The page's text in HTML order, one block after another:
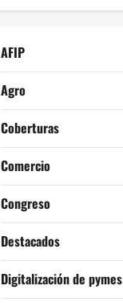
AFIP
Agro
Coberturas
Comercio
Congreso
Destacados
Digitalización de pymes